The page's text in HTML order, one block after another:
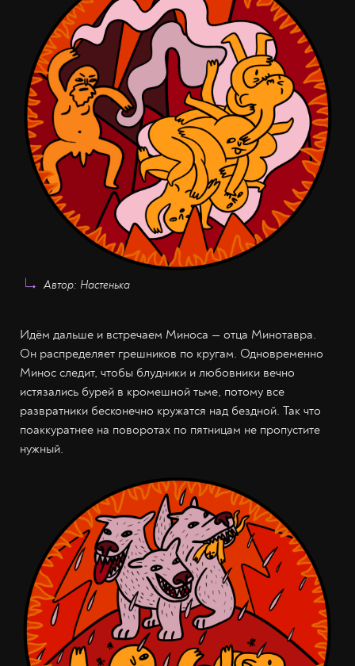
Автор: Настенька
Идём дальше и встречаем Миноса — отца Минотавра.
Он распределяет грешников по кругам. Одновременно
Минос следит, чтобы блудники и любовники вечно
истязались бурей в кромешной тьме, потому все
развратники бесконечно кружатся над бездной. Так что
поаккуратнее на поворотах по пятницам не пропустите
нужный.